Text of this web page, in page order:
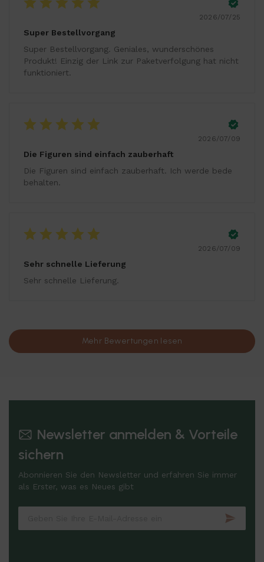
2026/07/25
Super Bestellvorgang
Super Bestellvorgang. Geniales, wunderschönes
Produkt! Einzig der Link zur Paketverfolgung hat nicht
funktioniert.
2026/07/09
Die Figuren sind einfach zauberhaft
Die Figuren sind einfach zauberhaft. Ich werde bede
behalten.
2026/07/09
Sehr schnelle Lieferung
Sehr schnelle Lieferung.
Mehr Bewertungen lesen
Newsletter anmelden & Vorteile
sichern
Abonnieren Sie den Newsletter und erfahren Sie immer
als Erster, was es Neues gibt